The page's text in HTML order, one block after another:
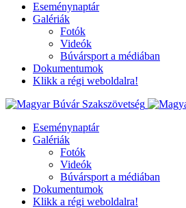
Eseménynaptár
Galériák
Fotók
Videók
Búvársport a médiában
Dokumentumok
Klikk a régi weboldalra!
Eseménynaptár
Galériák
Fotók
Videók
Búvársport a médiában
Dokumentumok
Klikk a régi weboldalra!